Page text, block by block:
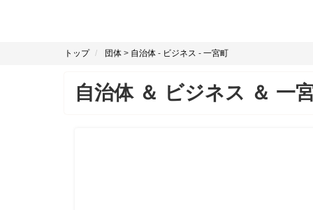
トップ 団体 > 自治体 - ビジネス - 一宮町
自治体＆ ビジネス ＆ 一